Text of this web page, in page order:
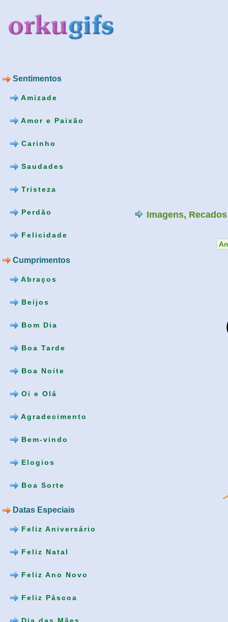
Sentimentos
Amizade
Amor e Paixão
Carinho
Saudades
Tristeza
Perdão
Felicidade
Cumprimentos
Abraços
Beijos
Bom Dia
Boa Tarde
Boa Noite
Oi e Olá
Agradecimento
Bem-vindo
Elogios
Boa Sorte
Datas Especiais
Feliz Aniversário
Feliz Natal
Feliz Ano Novo
Feliz Páscoa
Imagens,